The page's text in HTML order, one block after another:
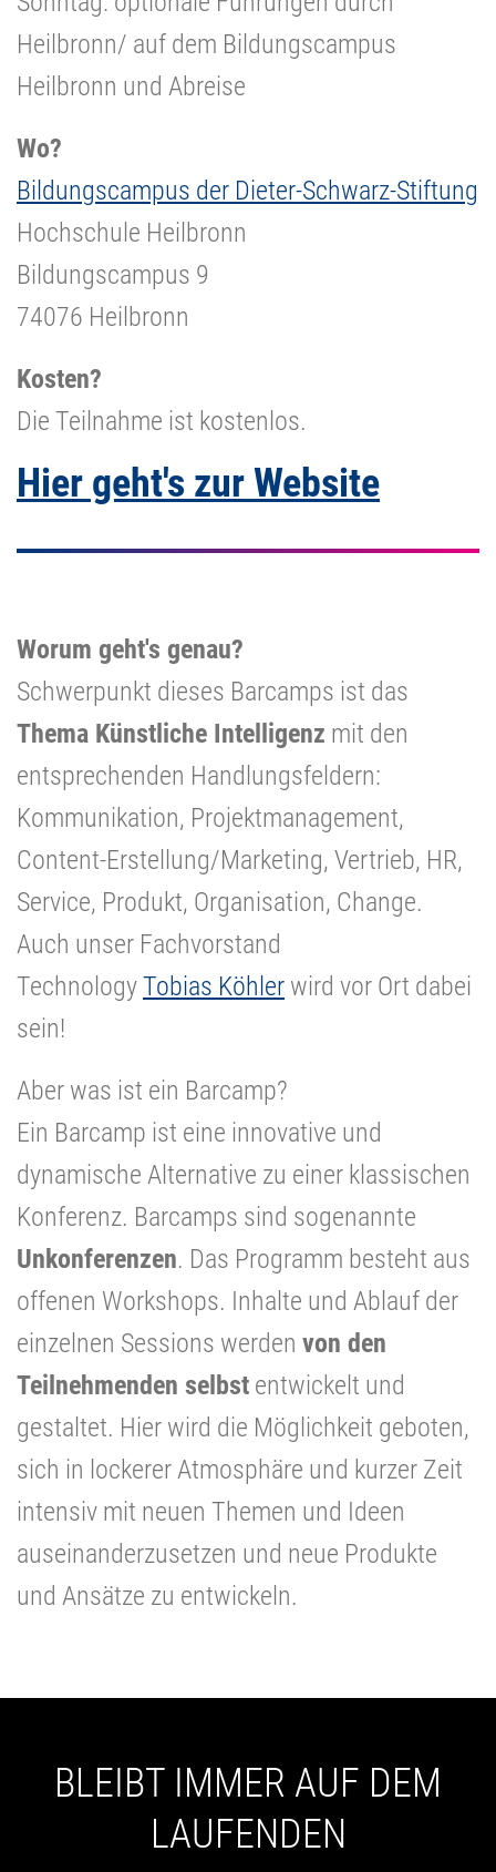
Heilbronn/ auf dem Bildungscampus
Heilbronn und Abreise
Wo?
Bildungscampus der Dieter-Schwarz-Stiftung
Hochschule Heilbronn
Bildungscampus 9
74076 Heilbronn
Kosten?
Die Teilnahme ist kostenlos.
Hier geht's zur Website
Worum geht's genau?
Schwerpunkt dieses Barcamps ist das
Thema Künstliche Intelligenz mit den
entsprechenden Handlungsfeldern:
Kommunikation, Projektmanagement,
Content-Erstellung/Marketing, Vertrieb, HR,
Service, Produkt, Organisation, Change.
Auch unser Fachvorstand
TechnologyTobias Köhler wird vor Ort dabei
sein!
Aber was ist ein Barcamp?
Ein Barcamp ist eine innovative und
dynamische Alternative zu einer klassischen
Konferenz. Barcamps sind sogenannte
Unkonferenzen. Das Programm besteht aus
offenen Workshops. Inhalte und Ablauf der
einzelnen Sessions werden von den
Teilnehmenden selbst entwickelt und
gestaltet. Hier wird die Möglichkeit geboten,
sich in lockerer Atmosphäre und kurzer Zeit
intensiv mit neuen Themen und Ideen
auseinanderzusetzen und neue Produkte
und Ansätze zu entwickeln.
BLEIBT IMMER AUF DEM
LAUFENDEN